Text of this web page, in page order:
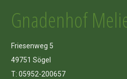
Gnadenhof
Friesenweg 5
49751 Sögel
T: 05952-200657